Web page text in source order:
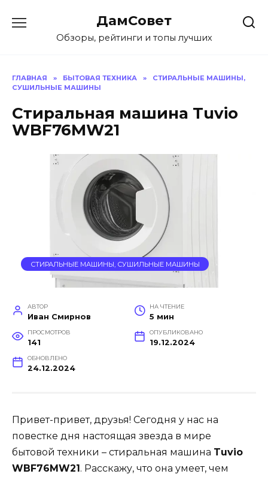
содержанию
ДамСовет
Обзоры, рейтинги и топы лучших
ГЛАВНАЯ » БЫТОВАЯ ТЕХНИКА »
СТИРАЛЬНЫЕ МАШИНЫ,
СУШИЛЬНЫЕ МАШИНЫ
Стиральная машина Tuvio
WBF76MW21
СТИРАЛЬНЫЕ МАШИНЫ, СУШИЛЬНЫЕ МАШИНЫ
АВТОР
Иван Смирнов
НА ЧТЕНИЕ
5 мин
ПРОСМОТРОВ
141
ОПУБЛИКОВАНО
19.12.2024
ОБНОВЛЕНО
24.12.2024
Привет-привет, друзья! Сегодня у нас на
повестке дня настоящая звезда в мире
бытовой техники – стиральная машина Tuvio
WBF76MW21 . Расскажу, что она умеет, чем